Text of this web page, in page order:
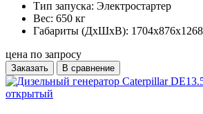
Тип запуска: Электростартер
Вес: 650 кг
Габариты (ДхШхВ):
цена по запросу
Заказать В сравнение